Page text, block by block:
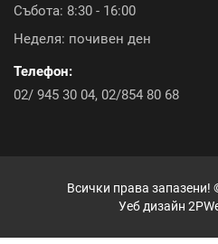
Топлоизолационна система
Атика Антик (6)
Събота: 8:30 - 16:00
Неделя: почивен ден
Телефон:
02/ 945 30 04, 02/854 80 68
Всички права запазени!
Уеб дизайн